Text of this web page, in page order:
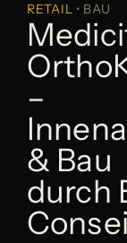
RETAIL • BAU
–
& Bau
durch